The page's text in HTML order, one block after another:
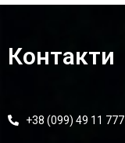
Контакти
+38 (099) 49 11 777